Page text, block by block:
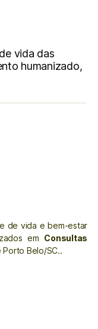
vida das
humanizado,
de vida e bem-estar
em Consultas
Porto Belo/SC..